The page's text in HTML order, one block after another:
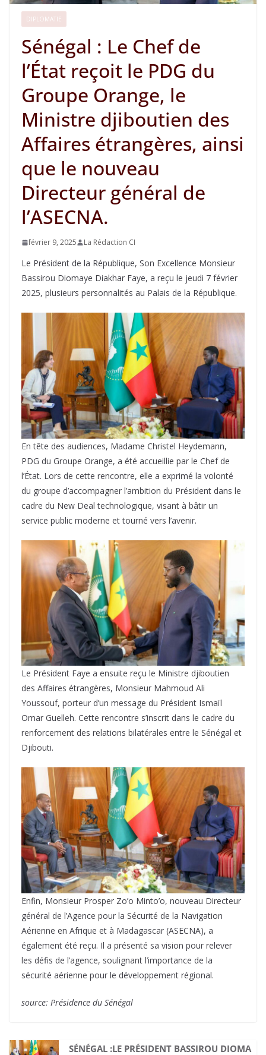
DIPLOMATIE
Sénégal : Le Chef de
l’État reçoit le PDG du
Groupe Orange, le
Ministre djiboutien des
Affaires étrangères, ainsi
que le nouveau
Directeur général de
l’ASECNA.
février 9, 2025 La Rédaction CI
Le Président de la République, Son Excellence Monsieur
Bassirou Diomaye Diakhar Faye, a reçu le jeudi 7 février
2025, plusieurs personnalités au Palais de la République.
En tête des audiences, Madame Christel Heydemann,
PDG du Groupe Orange, a été accueillie par le Chef de
l’État. Lors de cette rencontre, elle a exprimé la volonté
du groupe d’accompagner l’ambition du Président dans le
cadre du New Deal technologique, visant à bâtir un
service public moderne et tourné vers l’avenir.
Le Président Faye a ensuite reçu le Ministre djiboutien
des Affaires étrangères, Monsieur Mahmoud Ali
Youssouf, porteur d’un message du Président Ismaïl
Omar Guelleh. Cette rencontre s’inscrit dans le cadre du
renforcement des relations bilatérales entre le Sénégal et
Djibouti.
Enfin, Monsieur Prosper Zo’o Minto’o, nouveau Directeur
général de l’Agence pour la Sécurité de la Navigation
Aérienne en Afrique et à Madagascar (ASECNA), a
également été reçu. Il a présenté sa vision pour relever
les défis de l’agence, soulignant l’importance de la
sécurité aérienne pour le développement régional.
source: Présidence du Sénégal
SÉNÉGAL :LE PRÉSIDENT BASSIROU DIOMA